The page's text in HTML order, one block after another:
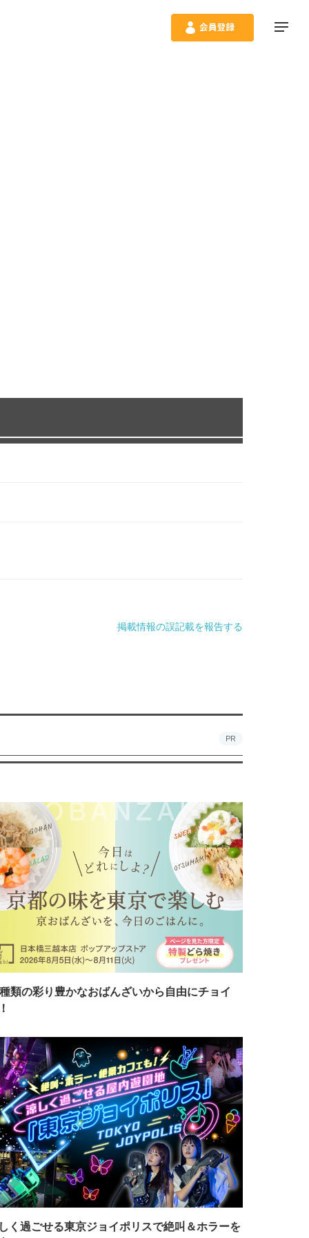
掲載情報の誤記載を報告する
PR
類の彩り豊かなおばんざいから自由にチョイ
く過ごせる東京ジョイポリスで絶叫＆ホラーを